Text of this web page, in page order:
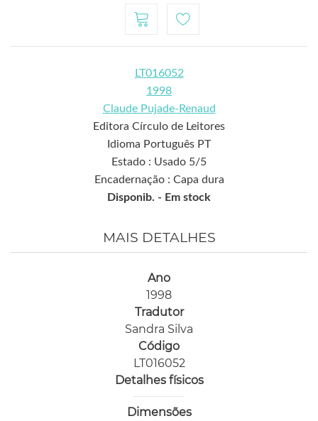
LT016052
1998
Claude Pujade-Renaud
Editora Círculo de Leitores
Idioma Português PT
Estado : Usado 5/5
Encadernação : Capa dura
Disponib. - Em stock
MAIS DETALHES
Ano
1998
Tradutor
Sandra Silva
Código
LT016052
Detalhes físicos
Dimensões